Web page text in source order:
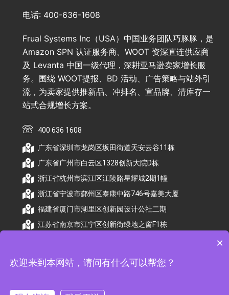
电话: 400-636-1608
Frual Systems Inc（USA）中国业务团队巧豚豚，是
Amazon SPN 认证服务商、WOOT 资深直连供应商
及 Levanta 中国一级代理，深耕亚马逊卖家增长服
务。围绕 WOOT提报、BD 活动、广告策略与站外引
流，为卖家提供推新品、冲排名、宣品牌、清库存一
站式合规增长方案。
400 636 1608
广东省深圳市龙岗区坂田街道天安云谷11栋
广东省广州市白云区1328创新大院D栋
浙江省杭州市滨江区江陵路星耀城2期1幢
浙江省宁波市鄞州区泰康中路746号嘉美大厦
福建省厦门市湖里区创新园设计公社二期
江苏省南京市江宁区创新街绿地之窗F1栋
×
欢迎来到本网站，请问有什么可以帮您？